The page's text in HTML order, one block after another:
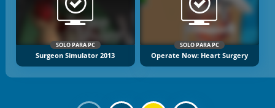
SOLO PARA PC
Surgeon Simulator 2013
SOLO PARA PC
Operate Now: Heart Surgery